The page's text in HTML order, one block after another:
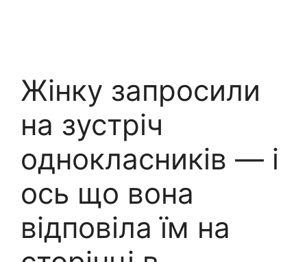
Жінку запросили
на зустріч
однокласників — і
ось що вона
відповіла їм на